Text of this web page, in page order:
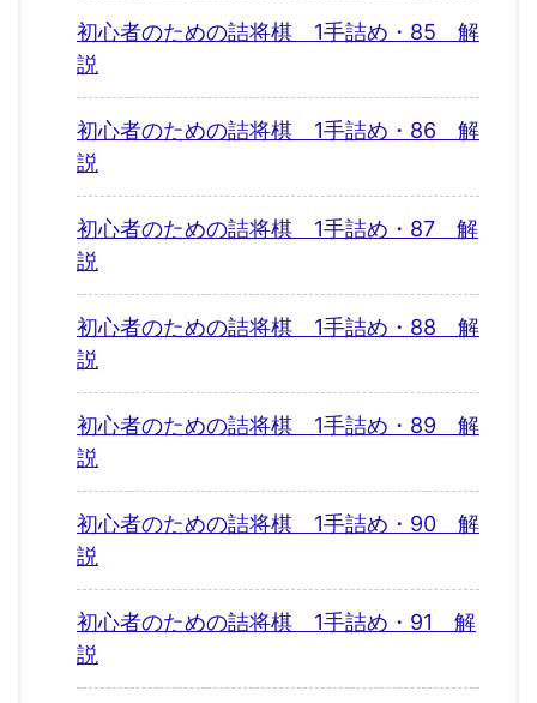
初心者のための詰将棋 1手詰め・85 解
説
初心者のための詰将棋 1手詰め・86 解
説
初心者のための詰将棋 1手詰め・87 解
説
初心者のための詰将棋 1手詰め・88 解
説
初心者のための詰将棋 1手詰め・89 解
説
初心者のための詰将棋 1手詰め・90 解
説
初心者のための詰将棋 1手詰め・91 解
説